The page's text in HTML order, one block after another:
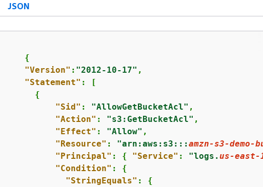
JSON
{
"Version" : "2012-10-17" ,
"Statement" : [
{
"Sid" : "AllowGetBucketAcl" ,
"Action" : "s3:GetBucketAcl" ,
"Effect" : "Allow" ,
"Resource" : "arn:aws:s3:::amzn-s3-demo-
"Principal" : { "Service" : "logs.us-east-
"Condition" : {
"StringEquals" : {